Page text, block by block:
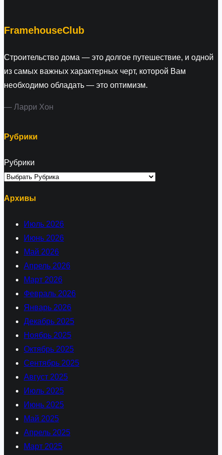
FramehouseClub
Строительство дома — это долгое путешествие, и одной
из самых важных характерных черт, которой Вам
необходимо обладать — это оптимизм.
— Ларри Хон
Рубрики
Рубрики
Архивы
Июль 2026
Июнь 2026
Май 2026
Апрель 2026
Март 2026
Февраль 2026
Январь 2026
Декабрь 2025
Ноябрь 2025
Октябрь 2025
Сентябрь 2025
Август 2025
Июль 2025
Июнь 2025
Май 2025
Апрель 2025
Март 2025